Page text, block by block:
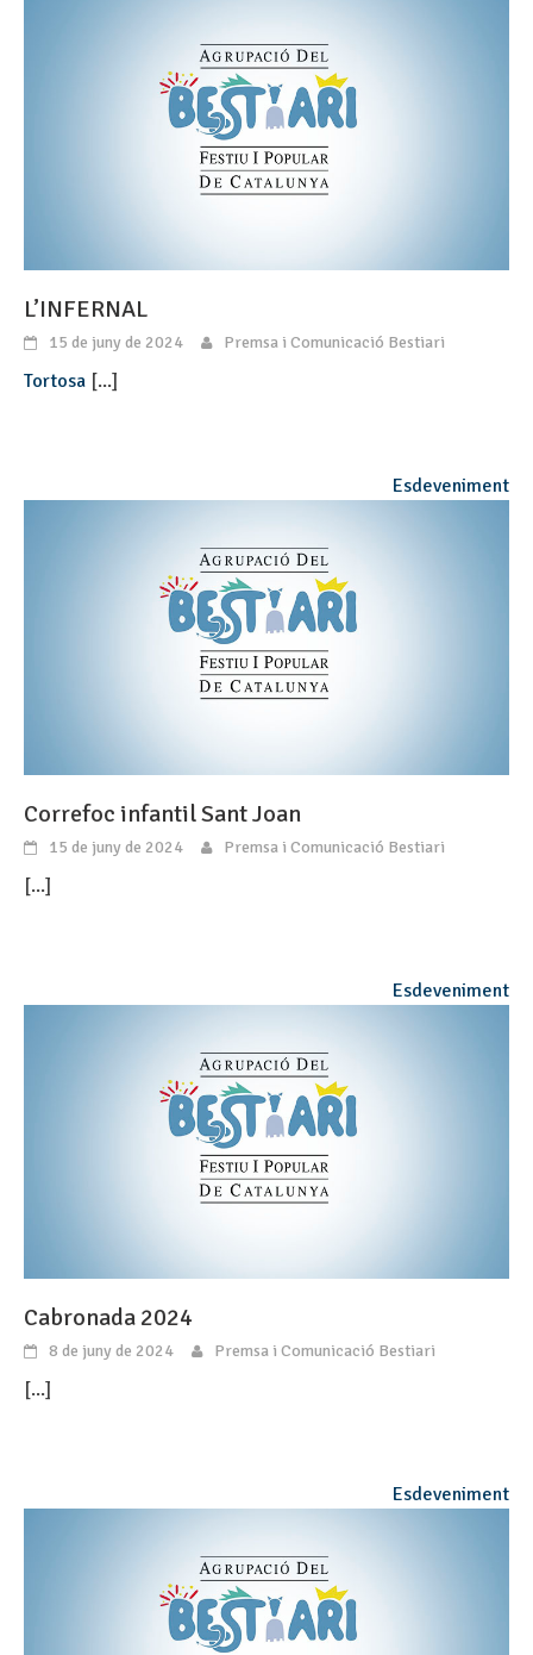
L’INFERNAL
15 de juny de 2024 Premsa i Comunicació Bestiari
Tortosa [...]
Esdeveniment
Correfoc infantil Sant Joan
15 de juny de 2024 Premsa i Comunicació Bestiari
[...]
Esdeveniment
Cabronada 2024
8 de juny de 2024 Premsa i Comunicació Bestiari
[...]
Esdeveniment